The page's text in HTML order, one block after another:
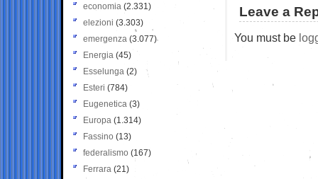
Leave a
You must be
economia (2.331)
elezioni (3.303)
emergenza (3.077)
Energia (45)
Esselunga (2)
Esteri (784)
Eugenetica (3)
Europa (1.314)
Fassino (13)
federalismo (167)
Ferrara (21)